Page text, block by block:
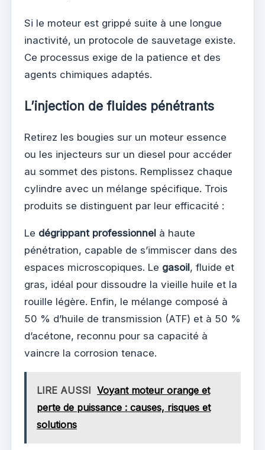
Si le moteur est grippé suite à une longue
inactivité, un protocole de sauvetage existe.
Ce processus exige de la patience et des
agents chimiques adaptés.
L’injection de fluides pénétrants
Retirez les bougies sur un moteur essence
ou les injecteurs sur un diesel pour accéder
au sommet des pistons. Remplissez chaque
cylindre avec un mélange spécifique. Trois
produits se distinguent par leur efficacité :
Le dégrippant professionnel à haute
pénétration, capable de s’immiscer dans des
espaces microscopiques. Le gasoil, fluide et
gras, idéal pour dissoudre la vieille huile et la
rouille légère. Enfin, le mélange composé à
50 % d’huile de transmission (ATF) et à 50 %
d’acétone, reconnu pour sa capacité à
vaincre la corrosion tenace.
LIRE AUSSI Voyant moteur orange et
perte de puissance : causes, risques et
solutions